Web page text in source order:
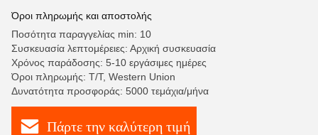
Όροι πληρωμής και αποστολής
Ποσότητα παραγγελίας min: 10
Συσκευασία λεπτομέρειες: Αρχική συσκευασία
Χρόνος παράδοσης: 5-10 εργάσιμες ημέρες
Όροι πληρωμής: T/T, Western Union
Δυνατότητα προσφοράς: 5000 τεμάχια/μήνα
Πάρτε την καλύτερη τιμή